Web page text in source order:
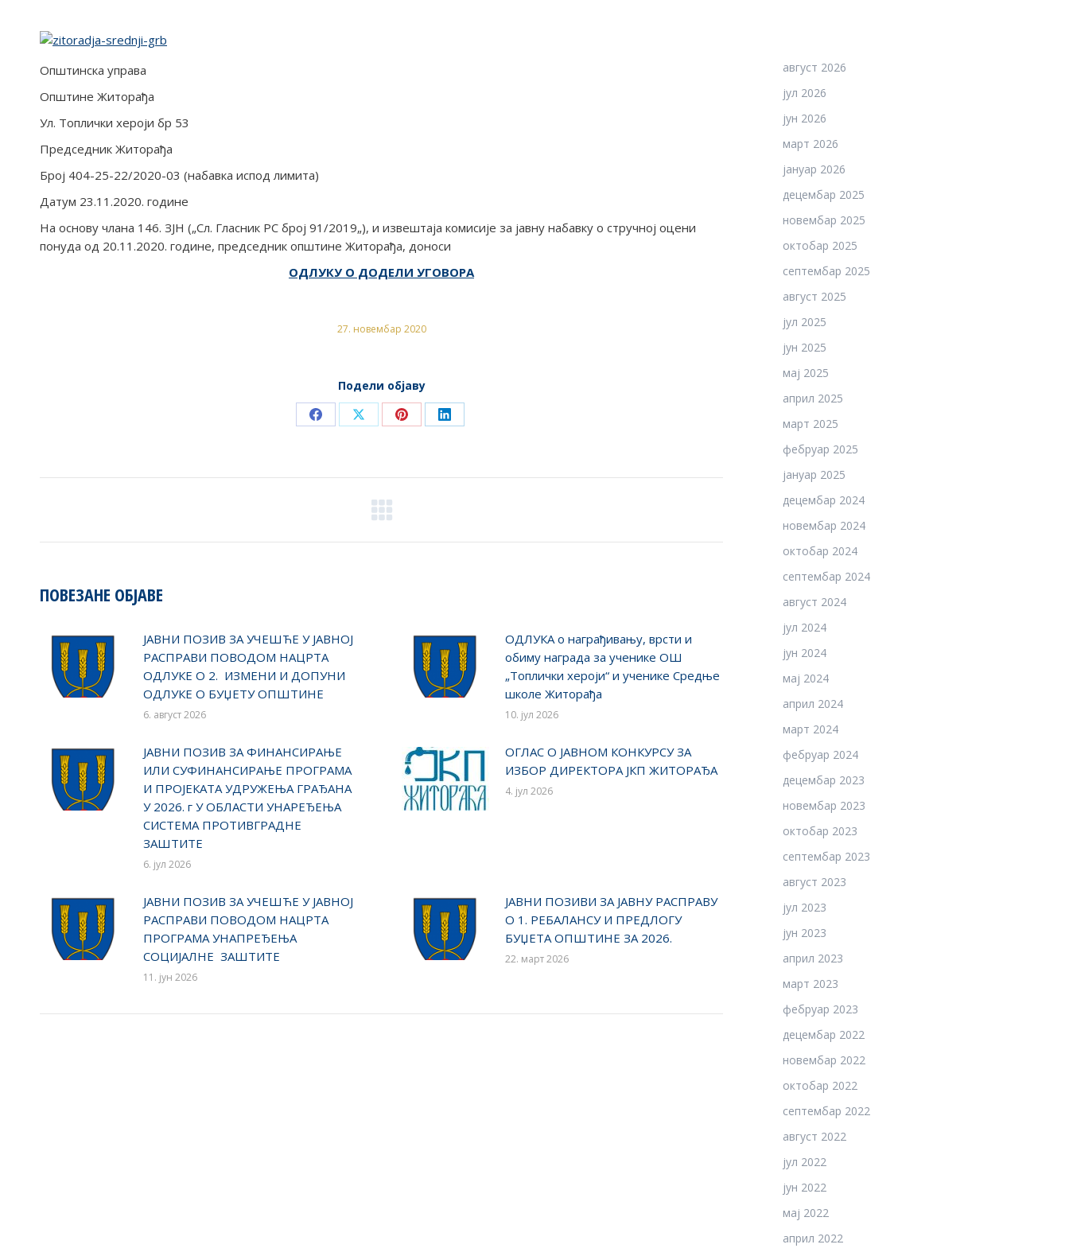
Општинска управа
Општине Житорађа
Ул. Топлички хероји бр 53
Председник Житорађа
Број 404-25-22/2020-03 (набавка испод лимита)
Датум 23.11.2020. године
На основу члана 146. ЗЈН („Сл. Гласник РС број 91/2019„), и извештаја комисије за јавну набавку о стручној оцени
понуда од 20.11.2020. године, председник општине Житорађа, доноси
ОДЛУКУ О ДОДЕЛИ УГОВОРА
27. новембар 2020
Подели објаву
Share
Facebook
Share
X
Share
Pinterest
Share
LinkedIn
ПОВЕЗАНЕ ОБЈАВЕ
ЈАВНИ ПОЗИВ ЗА УЧЕШЋЕ У ЈАВНОЈ
РАСПРАВИ ПОВОДОМ НАЦРТА
ОДЛУКЕ О 2. ИЗМЕНИ И ДОПУНИ
ОДЛУКЕ О БУЏЕТУ ОПШТИНЕ
6. август 2026
ОДЛУКA о награђивању, врсти и
обиму награда за ученике ОШ
„Топлички хероји“ и ученике Средње
школе Житорађа
10. јул 2026
ЈАВНИ ПОЗИВ ЗА ФИНАНСИРАЊЕ
ИЛИ СУФИНАНСИРАЊЕ ПРОГРАМА
И ПРОЈЕКАТА УДРУЖЕЊА ГРАЂАНА
У 2026. г У ОБЛАСТИ УНАРЕЂЕЊА
СИСТЕМА ПРОТИВГРАДНЕ
ЗАШТИТЕ
6. јул 2026
ОГЛАС О ЈАВНОМ КОНКУРСУ ЗА
ИЗБОР ДИРЕКТОРА ЈКП ЖИТОРАЂА
4. јул 2026
ЈАВНИ ПОЗИВ ЗА УЧЕШЋЕ У ЈАВНОЈ
РАСПРАВИ ПОВОДОМ НАЦРТА
ПРОГРАМА УНАПРЕЂЕЊА
СОЦИЈАЛНЕ ЗАШТИТЕ
11. јун 2026
ЈАВНИ ПОЗИВИ ЗА ЈАВНУ РАСПРАВУ
О 1. РЕБАЛАНСУ И ПРЕДЛОГУ
БУЏЕТА ОПШТИНЕ ЗА 2026.
22. март 2026
август 2026
јул 2026
јун 2026
март 2026
јануар 2026
децембар 2025
новембар 2025
октобар 2025
септембар 2025
август 2025
јул 2025
јун 2025
мај 2025
април 2025
март 2025
фебруар 2025
јануар 2025
децембар 2024
новембар 2024
октобар 2024
септембар 2024
август 2024
јул 2024
јун 2024
мај 2024
април 2024
март 2024
фебруар 2024
децембар 2023
новембар 2023
октобар 2023
септембар 2023
август 2023
јул 2023
јун 2023
април 2023
март 2023
фебруар 2023
децембар 2022
новембар 2022
октобар 2022
септембар 2022
август 2022
јул 2022
јун 2022
мај 2022
април 2022